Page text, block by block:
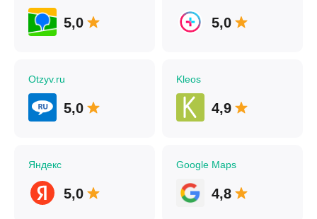
5,0 5,0
Otzyv.ru
5,0
Kleos
4,9
Яндекс
5,0
Google Maps
4,8